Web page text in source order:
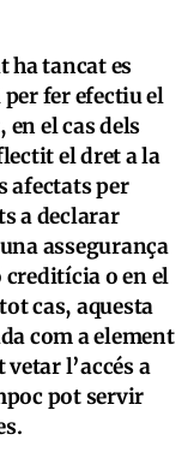
ha tancat es
fer efectiu el
el cas dels
el dret a la
afectats per
a declarar
assegurança
creditícia o en el
cas, aquesta
com a element
l’accés a
pot servir